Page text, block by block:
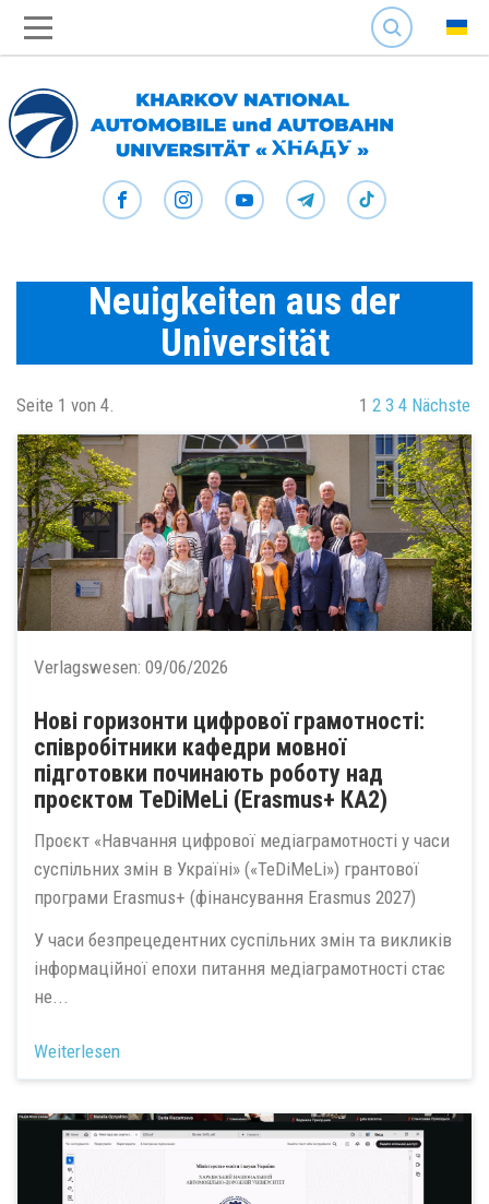
SEARCH
Neuigkeiten aus der
Universität
Seite 1 von 4. 1 2 3 4 Nächste
Verlagswesen: 09/06/2026
Нові горизонти цифрової грамотності:
співробітники кафедри мовної
підготовки починають роботу над
проєктом TeDiMeLi (Erasmus+ КА2)
Проєкт «Навчання цифрової медіаграмотності у часи
суспільних змін в Україні» («TeDiMeLi») грантової
програми Erasmus+ (фінансування Erasmus 2027)
У часи безпрецедентних суспільних змін та викликів
інформаційної епохи питання медіаграмотності стає
не...
Weiterlesen